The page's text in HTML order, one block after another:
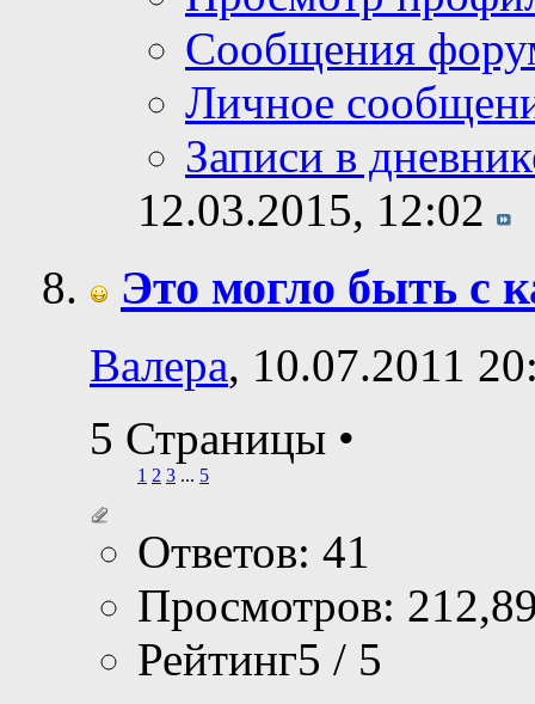
Сообщения
Личное
Записи в
12.03.2015, 12:02
Это могло быть с
Валера, 10.07.2011
5 Страницы •
1 2 3 ... 5
Ответов: 41
Просмотров:
Рейтинг5 / 5